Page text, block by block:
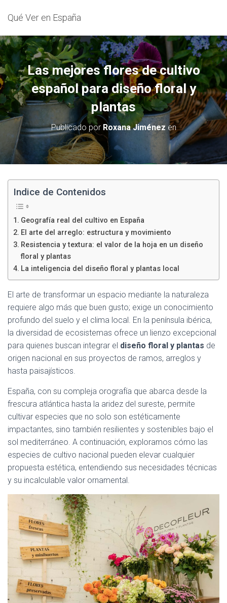
Qué Ver en España
Las mejores flores de cultivo
español para diseño floral y
plantas
Publicado por Roxana Jiménez en
Indice de Contenidos
Geografía real del cultivo en España
El arte del arreglo: estructura y movimiento
Resistencia y textura: el valor de la hoja en un diseño
floral y plantas
La inteligencia del diseño floral y plantas local
El arte de transformar un espacio mediante la naturaleza
requiere algo más que buen gusto; exige un conocimiento
profundo del suelo y el clima local. En la península ibérica,
la diversidad de ecosistemas ofrece un lienzo excepcional
para quienes buscan integrar el diseño floral y plantas de
origen nacional en sus proyectos de ramos, arreglos y
hasta paisajísticos.
España, con su compleja orografía que abarca desde la
frescura atlántica hasta la aridez del sureste, permite
cultivar especies que no solo son estéticamente
impactantes, sino también resilientes y sostenibles bajo el
sol mediterráneo. A continuación, exploramos cómo las
especies de cultivo nacional pueden elevar cualquier
propuesta estética, entendiendo sus necesidades técnicas
y su incalculable valor ornamental.